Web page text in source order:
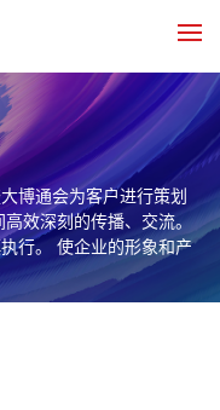
博通会为客户进行策划
效深刻的传播、交流。
行。 使企业的形象和产
转化为企业忠诚的客